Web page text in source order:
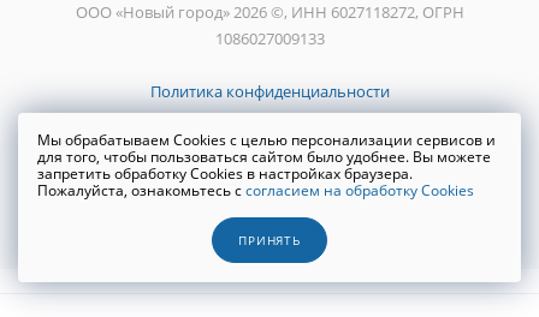
ООО «Новый город» 2026 ©, ИНН 6027118272, ОГРН
1086027009133
Политика конфиденциальности
Создание сайта WRP
Мы обрабатываем Cookies с целью персонализации сервисов и
для того, чтобы пользоваться сайтом было удобнее. Вы можете
запретить обработку Cookies в настройках браузера.
Пожалуйста, ознакомьтесь ссогласием на обработку Cookies
ПРИНЯТЬ